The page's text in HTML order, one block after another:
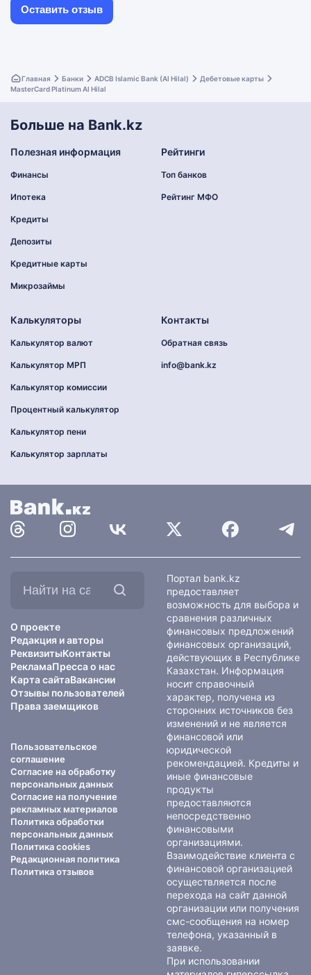
Главная Банки ADCB Islamic Bank (Al Hilal)
Дебетовые карты
MasterCard Platinum Al Hilal
Больше на Bank.kz
Полезная информация
Финансы
Ипотека
Кредиты
Депозиты
Кредитные карты
Микрозаймы
Рейтинги
Топ банков
Рейтинг МФО
Калькуляторы
Калькулятор валют
Калькулятор МРП
Калькулятор комиссии
Процентный калькулятор
Калькулятор пени
Калькулятор зарплаты
Контакты
Обратная связь
info@bank.kz
О проекте
Редакция и авторы
РеквизитыКонтакты
РекламаПресса о нас
Карта сайтаВакансии
Отзывы пользователей
Права заемщиков
Пользовательское
соглашение
Согласие на обработку
персональных данных
Согласие на получение
рекламных материалов
Политика обработки
персональных данных
Политика cookies
Редакционная политика
Политика отзывов
Портал bank.kz
предоставляет
возможность для выбора и
сравнения различных
финансовых предложений
финансовых организаций,
действующих в Республике
Казахстан. Информация
носит справочный
характер, получена из
сторонних источников без
изменений и не является
финансовой или
юридической
рекомендацией. Кредиты и
иные финансовые
продукты
предоставляются
непосредственно
финансовыми
организациями.
Взаимодействие клиента с
финансовой организацией
осуществляется после
перехода на сайт данной
организации или получения
смс-сообщения на номер
телефона, указанный в
заявке.
При использовании